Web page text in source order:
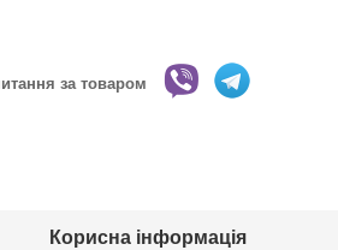
за товаром
Корисна інформація